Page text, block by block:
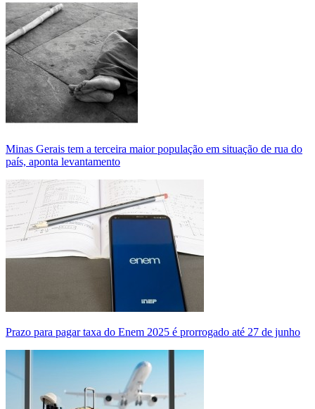
Minas Gerais tem a terceira maior população em situação de rua do
país, aponta levantamento
Prazo para pagar taxa do Enem 2025 é prorrogado até 27 de junho